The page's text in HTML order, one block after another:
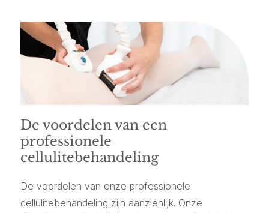
De voordelen van een
professionele
cellulitebehandeling
De voordelen van onze professionele
cellulitebehandeling zijn aanzienlijk. Onze